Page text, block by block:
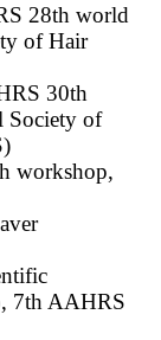
28th world
of Hair
30th
Society of
workshop,
7th AAHRS